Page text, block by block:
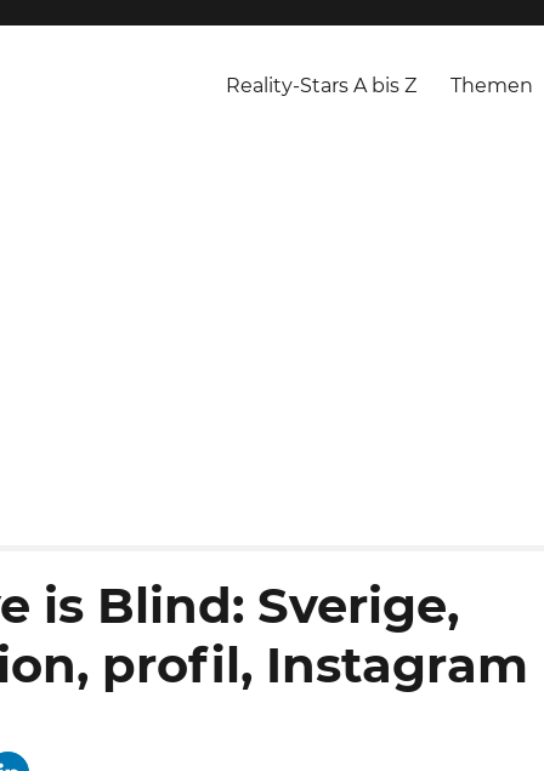
Reality-Stars A bis Z Themen
is Blind: Sverige,
profil, Instagram